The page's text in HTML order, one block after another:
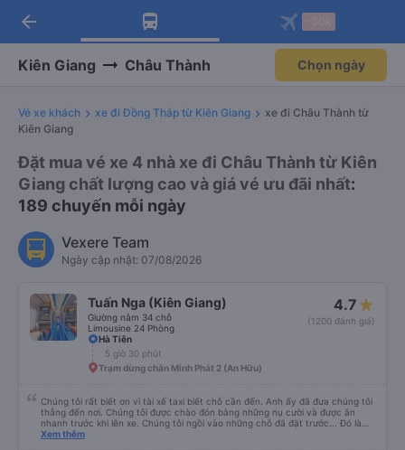
Tải app Vexere ngay!
Nhận ưu đãi thành viên độc
Mở app
Tải app Vexere
-30k/ghế khi đặt vé máy bay qua
Mở app
arrow_back
Kiên Giang Châu Thành Chọn ngày
Vé xe khách xe đi Đồng Tháp từ Kiên Giang
xe đi Châu Thành từ
Kiên Giang
Đặt mua vé xe 4 nhà xe đi Châu Thành từ Kiên
Giang chất lượng cao và giá vé ưu đãi nhất:
189 chuyến mỗi ngày
Vexere Team
Ngày cập nhật: 07/08/2026
Tuấn Nga (Kiên Giang)
Giường nằm 34 chỗ
Limousine 24 Phòng
4.7
(1200 đánh giá)
Hà Tiên
5 giờ 30 phút
Trạm dừng chân Minh Phát 2 (An Hữu)
Chúng tôi rất biết ơn vì tài xế taxi biết chỗ cần đến. Anh ấy đã đưa chúng tôi
thẳng đến nơi. Chúng tôi được chào đón bằng những nụ cười và được ăn
nhanh trước khi lên xe. Chúng tôi ngồi vào những chỗ đã đặt trước... Đó là
bốn chỗ ngồi ở phía sau cùng của xe... Các con tôi gọi đó là &quot;xe xóc
Xem thêm